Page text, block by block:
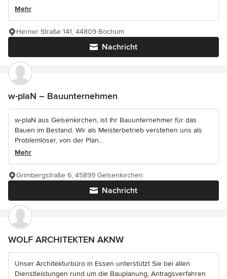
Mehr
Nachricht
Herner Straße 141, 44809 Bochum
w-plaN – Bauunternehmen
w-plaN aus Gelsenkirchen, ist Ihr Bauunternehmer für das
Bauen im Bestand. Wir als Meisterbetrieb verstehen uns als
Problemlöser, von der Plan...
Mehr
Nachricht
Grimbergstraße 6, 45899 Gelsenkirchen
WOLF ARCHITEKTEN AKNW
Unser Architekturbüro in Essen unterstützt Sie bei allen
Dienstleistungen rund um die Bauplanung, Antragsverfahren